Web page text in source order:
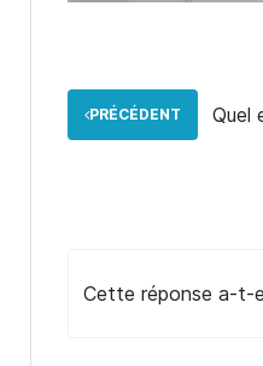
PRÉCÉDENT Quel
Cette réponse a-t-